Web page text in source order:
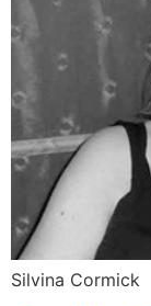
Silvina Cormick